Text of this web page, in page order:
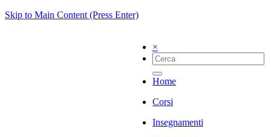
Skip to Main Content (Press Enter)
×
Home
Corsi
Insegnamenti